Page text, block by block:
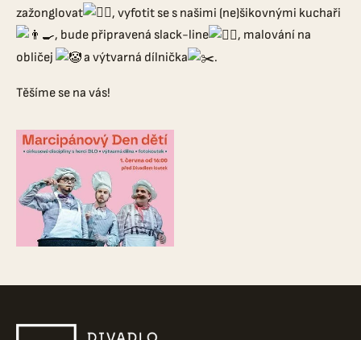
zažonglovat
, vyfotit se s našimi (ne)šikovnými kuchaři
, bude připravená slack-line
, malování na
obličej
a výtvarná dílnička .
Těšíme se na vás!